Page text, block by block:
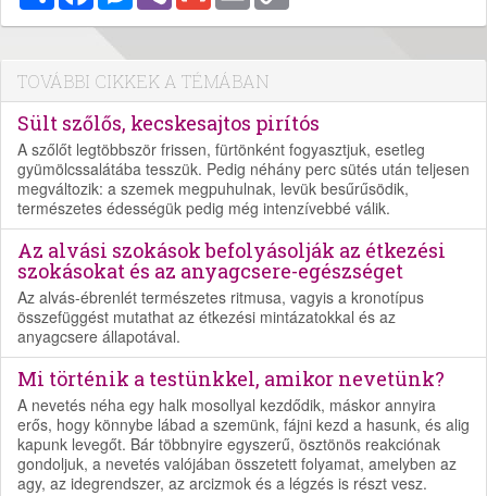
TOVÁBBI CIKKEK A TÉMÁBAN
Sült szőlős, kecskesajtos pirítós
A szőlőt legtöbbször frissen, fürtönként fogyasztjuk, esetleg
gyümölcssalátába tesszük. Pedig néhány perc sütés után teljesen
megváltozik: a szemek megpuhulnak, levük besűrűsödik,
természetes édességük pedig még intenzívebbé válik.
Az alvási szokások befolyásolják az étkezési
szokásokat és az anyagcsere-egészséget
Az alvás-ébrenlét természetes ritmusa, vagyis a kronotípus
összefüggést mutathat az étkezési mintázatokkal és az
anyagcsere állapotával.
Mi történik a testünkkel, amikor nevetünk?
A nevetés néha egy halk mosollyal kezdődik, máskor annyira
erős, hogy könnybe lábad a szemünk, fájni kezd a hasunk, és alig
kapunk levegőt. Bár többnyire egyszerű, ösztönös reakciónak
gondoljuk, a nevetés valójában összetett folyamat, amelyben az
agy, az idegrendszer, az arcizmok és a légzés is részt vesz.